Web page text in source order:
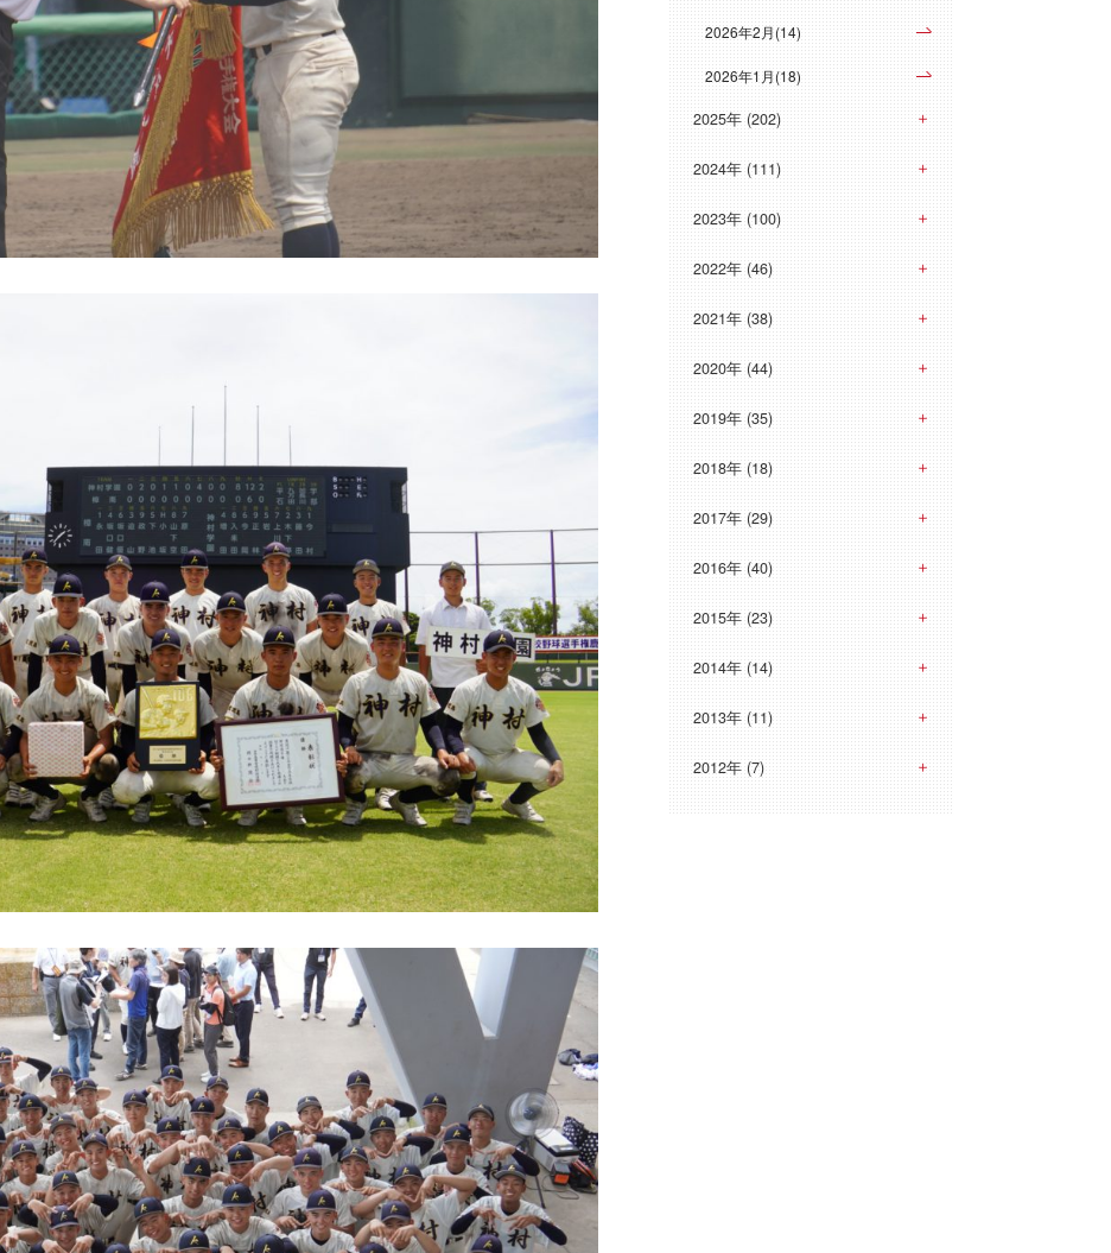
2026年2月(14)
2026年1月(18)
2025年 (202)
2024年 (111)
2023年 (100)
2022年 (46)
2021年 (38)
2020年 (44)
2019年 (35)
2018年 (18)
2017年 (29)
2016年 (40)
2015年 (23)
2014年 (14)
2013年 (11)
2012年 (7)